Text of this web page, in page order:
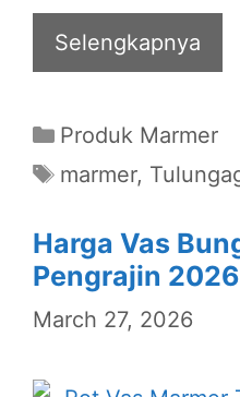
Selengkapnya
Categories
Produk Marmer
Tags
marmer,
Harga Vas
Pengrajin 2026
March 27, 2026